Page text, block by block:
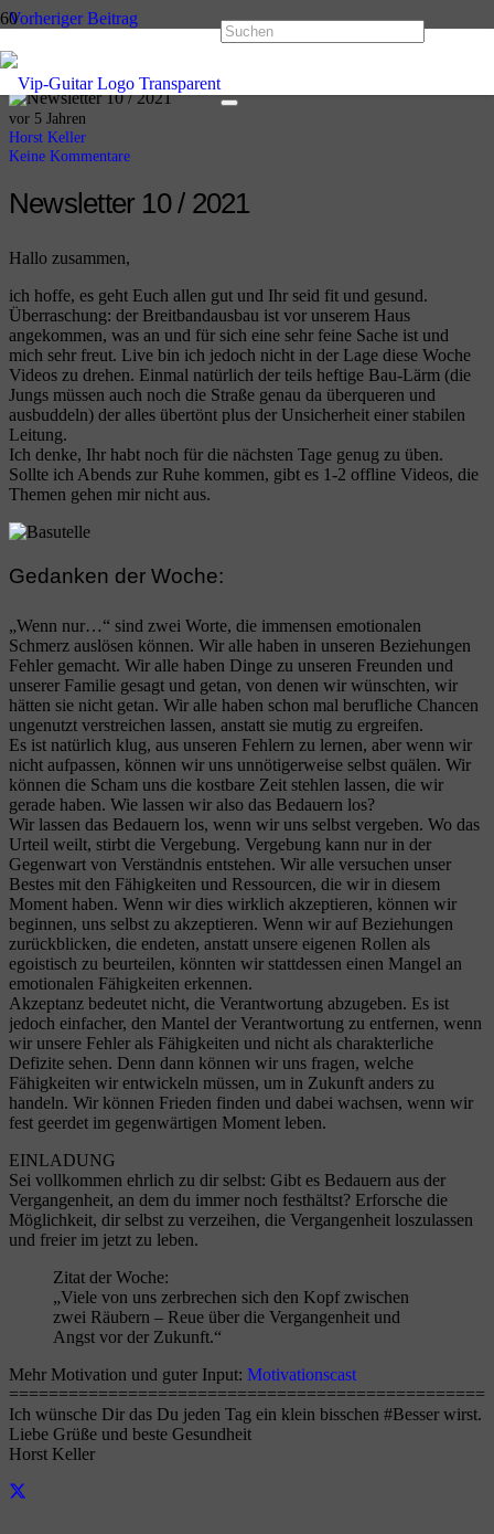
Vorheriger Beitrag
Nächster Beitrag
Newsletter Woche 11 / 2021
vor 5 Jahren
Horst Keller
Keine Kommentare
Newsletter 10 / 2021
Hallo zusammen,
ich hoffe, es geht Euch allen gut und Ihr seid fit und gesund.
Überraschung: der Breitbandausbau ist vor unserem Haus
angekommen, was an und für sich eine sehr feine Sache ist und
mich sehr freut. Live bin ich jedoch nicht in der Lage diese Woche
Videos zu drehen. Einmal natürlich der teils heftige Bau-Lärm (die
Jungs müssen auch noch die Straße genau da überqueren und
ausbuddeln) der alles übertönt plus der Unsicherheit einer stabilen
Leitung.
Ich denke, Ihr habt noch für die nächsten Tage genug zu üben.
Sollte ich Abends zur Ruhe kommen, gibt es 1-2 offline Videos, die
Themen gehen mir nicht aus.
Gedanken der Woche:
„Wenn nur…“ sind zwei Worte, die immensen emotionalen
Schmerz auslösen können. Wir alle haben in unseren Beziehungen
Fehler gemacht. Wir alle haben Dinge zu unseren Freunden und
unserer Familie gesagt und getan, von denen wir wünschten, wir
hätten sie nicht getan. Wir alle haben schon mal berufliche Chancen
ungenutzt verstreichen lassen, anstatt sie mutig zu ergreifen.
Es ist natürlich klug, aus unseren Fehlern zu lernen, aber wenn wir
nicht aufpassen, können wir uns unnötigerweise selbst quälen. Wir
können die Scham uns die kostbare Zeit stehlen lassen, die wir
gerade haben. Wie lassen wir also das Bedauern los?
Wir lassen das Bedauern los, wenn wir uns selbst vergeben. Wo das
Urteil weilt, stirbt die Vergebung. Vergebung kann nur in der
Gegenwart von Verständnis entstehen. Wir alle versuchen unser
Bestes mit den Fähigkeiten und Ressourcen, die wir in diesem
Moment haben. Wenn wir dies wirklich akzeptieren, können wir
beginnen, uns selbst zu akzeptieren. Wenn wir auf Beziehungen
zurückblicken, die endeten, anstatt unsere eigenen Rollen als
egoistisch zu beurteilen, könnten wir stattdessen einen Mangel an
emotionalen Fähigkeiten erkennen.
Akzeptanz bedeutet nicht, die Verantwortung abzugeben. Es ist
jedoch einfacher, den Mantel der Verantwortung zu entfernen, wenn
wir unsere Fehler als Fähigkeiten und nicht als charakterliche
Defizite sehen. Denn dann können wir uns fragen, welche
Fähigkeiten wir entwickeln müssen, um in Zukunft anders zu
handeln. Wir können Frieden finden und dabei wachsen, wenn wir
fest geerdet im gegenwärtigen Moment leben.
EINLADUNG
Sei vollkommen ehrlich zu dir selbst: Gibt es Bedauern aus der
Vergangenheit, an dem du immer noch festhältst? Erforsche die
Möglichkeit, dir selbst zu verzeihen, die Vergangenheit loszulassen
und freier im jetzt zu leben.
Zitat der Woche:
„Viele von uns zerbrechen sich den Kopf zwischen
zwei Räubern – Reue über die Vergangenheit und
Angst vor der Zukunft.“
Mehr Motivation und guter Input: Motivationscast
Ich wünsche Dir das Du jeden Tag ein klein bisschen #Besser wirst.
Liebe Grüße und beste Gesundheit
Horst Keller